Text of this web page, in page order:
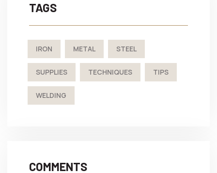
TAGS
IRON METAL STEEL
SUPPLIES TECHNIQUES TIPS
WELDING
COMMENTS